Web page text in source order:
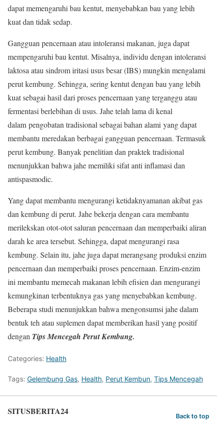
dapat memengaruhi bau kentut, menyebabkan bau yang lebih
kuat dan tidak sedap.
Gangguan pencernaan atau intoleransi makanan, juga dapat
mempengaruhi bau kentut. Misalnya, individu dengan intoleransi
laktosa atau sindrom iritasi usus besar (IBS) mungkin mengalami
perut kembung. Sehingga, sering kentut dengan bau yang lebih
kuat sebagai hasil dari proses pencernaan yang terganggu atau
fermentasi berlebihan di usus. Jahe telah lama di kenal
dalam pengobatan tradisional sebagai bahan alami yang dapat
membantu meredakan berbagai gangguan pencernaan. Termasuk
perut kembung. Banyak penelitian dan praktek tradisional
menunjukkan bahwa jahe memiliki sifat anti inflamasi dan
antispasmodic.
Yang dapat membantu mengurangi ketidaknyamanan akibat gas
dan kembung di perut. Jahe bekerja dengan cara membantu
merilekskan otot-otot saluran pencernaan dan memperbaiki aliran
darah ke area tersebut. Sehingga, dapat mengurangi rasa
kembung. Selain itu, jahe juga dapat merangsang produksi enzim
pencernaan dan memperbaiki proses pencernaan. Enzim-enzim
ini membantu memecah makanan lebih efisien dan mengurangi
kemungkinan terbentuknya gas yang menyebabkan kembung.
Beberapa studi menunjukkan bahwa mengonsumsi jahe dalam
bentuk teh atau suplemen dapat memberikan hasil yang positif
dengan Tips Mencegah Perut Kembung.
Categories: Health
Tags: Gelembung Gas, Health, Perut Kembun, Tips Mencegah
SITUSBERITA24 Back to top